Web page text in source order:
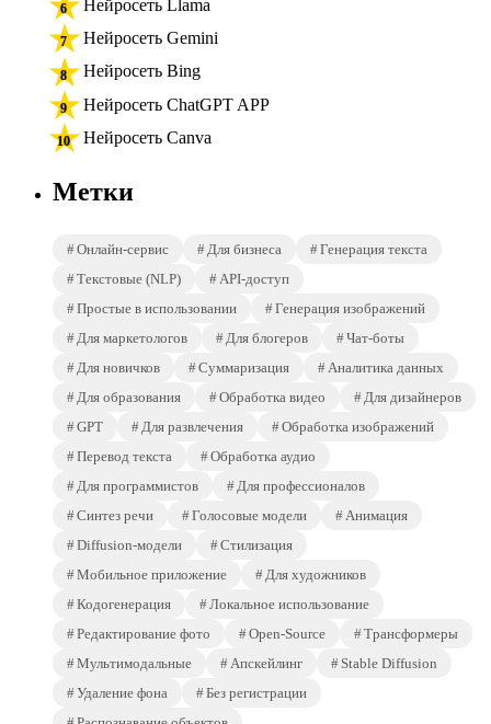
Нейросеть Llama
Нейросеть Gemini
Нейросеть Bing
Нейросеть ChatGPT APP
Нейросеть Canva
Метки
Онлайн-сервис Для бизнеса
Генерация текста
Текстовые (NLP)
API-доступ
Простые в использовании
Генерация изображений
Для маркетологов
Для блогеров
Чат-боты
Для новичков
Суммаризация
Аналитика данных
Для образования
Обработка видео
Для дизайнеров
GPT
Для развлечения
Обработка изображений
Перевод текста
Обработка аудио
Для программистов
Для профессионалов
Синтез речи
Голосовые модели
Анимация
Diffusion-модели
Стилизация
Мобильное приложение
Для художников
Кодогенерация
Локальное использование
Редактирование фото
Open-Source
Трансформеры
Мультимодальные
Апскейлинг
Stable Diffusion
Удаление фона
Без регистрации